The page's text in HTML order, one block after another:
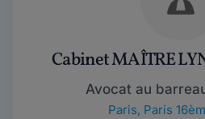
Cabinet MAÎTRE
Avocat au
Paris, Paris